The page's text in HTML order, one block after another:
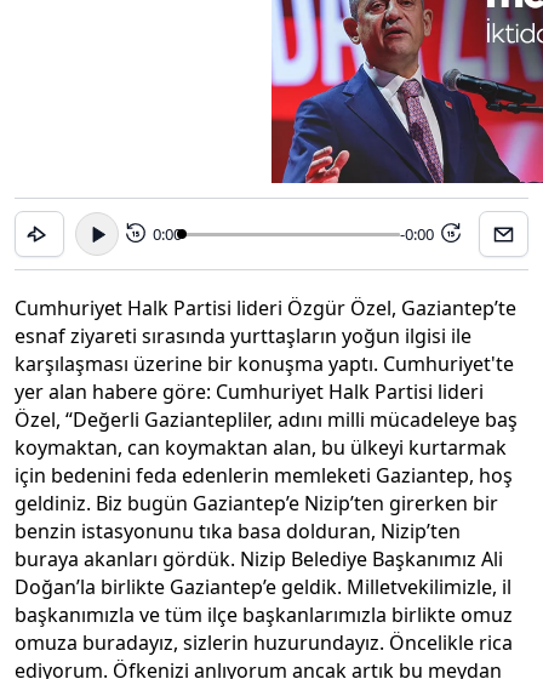
15 0:00 -0:00 15
Cumhuriyet Halk Partisi lideri Özgür Özel, Gaziantep’te
esnaf ziyareti sırasında yurttaşların yoğun ilgisi ile
karşılaşması üzerine bir konuşma yaptı. Cumhuriyet'te
yer alan habere göre: Cumhuriyet Halk Partisi lideri
Özel, “Değerli Gaziantepliler, adını milli mücadeleye baş
koymaktan, can koymaktan alan, bu ülkeyi kurtarmak
için bedenini feda edenlerin memleketi Gaziantep, hoş
geldiniz. Biz bugün Gaziantep’e Nizip’ten girerken bir
benzin istasyonunu tıka basa dolduran, Nizip’ten
buraya akanları gördük. Nizip Belediye Başkanımız Ali
Doğan’la birlikte Gaziantep’e geldik. Milletvekilimizle, il
başkanımızla ve tüm ilçe başkanlarımızla birlikte omuz
omuza buradayız, sizlerin huzurundayız. Öncelikle rica
ediyorum. Öfkenizi anlıyorum ancak artık bu meydan